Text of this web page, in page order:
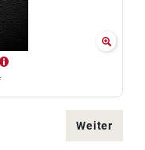
Weiter